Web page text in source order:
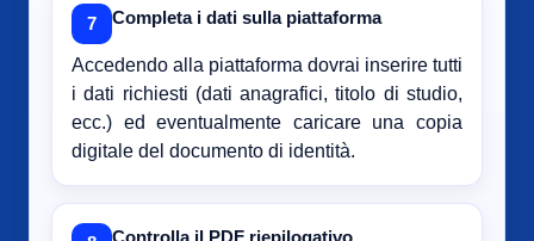
7 Completa i dati sulla piattaforma
Accedendo alla piattaforma dovrai inserire tutti
i dati richiesti (dati anagrafici, titolo di studio,
ecc.) ed eventualmente caricare una copia
digitale del documento di identità.